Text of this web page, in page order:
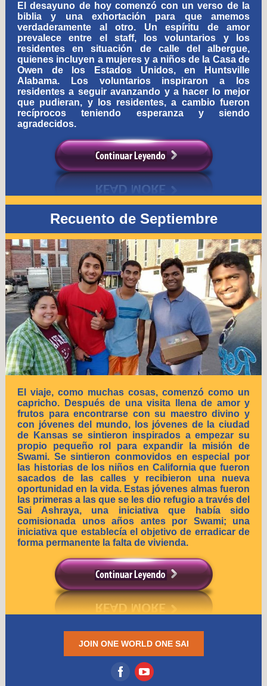
El desayuno de hoy comenzó con un verso de la
biblia y una exhortación para que amemos
verdaderamente al otro. Un espíritu de amor
prevalece entre el staff, los voluntarios y los
residentes en situación de calle del albergue,
quienes incluyen a mujeres y a niños de la Casa de
Owen de los Estados Unidos, en Huntsville
Alabama. Los voluntarios inspiraron a los
residentes a seguir avanzando y a hacer lo mejor
que pudieran, y los residentes, a cambio fueron
recíprocos teniendo esperanza y siendo
agradecidos.
Recuento de Septiembre
El viaje, como muchas cosas, comenzó como un
capricho. Después de una visita llena de amor y
frutos para encontrarse con su maestro divino y
con jóvenes del mundo, los jóvenes de la ciudad
de Kansas se sintieron inspirados a empezar su
propio pequeño rol para expandir la misión de
Swami. Se sintieron conmovidos en especial por
las historias de los niños en California que fueron
sacados de las calles y recibieron una nueva
oportunidad en la vida. Estas jóvenes almas fueron
las primeras a las que se les dio refugio a través del
Sai Ashraya, una iniciativa que había sido
comisionada unos años antes por Swami; una
iniciativa que establecía el objetivo de erradicar de
forma permanente la falta de vivienda.
JOIN ONE WORLD ONE SAI